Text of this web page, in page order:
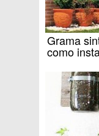
Grama
como